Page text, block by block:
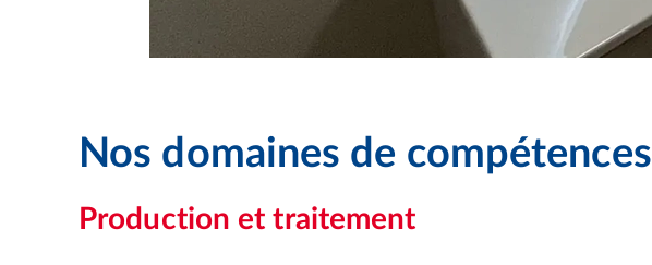
Nos domaines de compétences
Production et traitement